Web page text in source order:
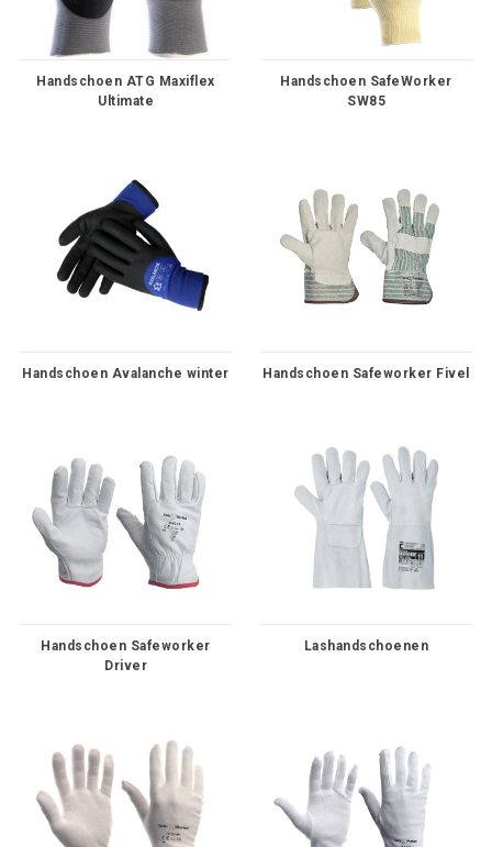
Handschoen ATG Maxiflex
Ultimate
Handschoen SafeWorker
SW85
Handschoen Avalanche winter Handschoen Safeworker Fivel
Handschoen Safeworker
Driver
Lashandschoenen